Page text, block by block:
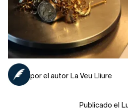
por el autor La Veu Lliure
Publicado el